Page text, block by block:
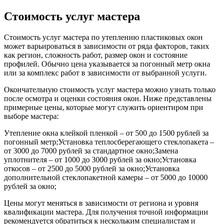
Стоимость услуг мастера
Стоимость услуг мастера по утеплению пластиковых окон
может варьироваться в зависимости от ряда факторов, таких
как регион, сложность работ, размер окон и состояние
профилей. Обычно цена указывается за погонный метр окна
или за комплекс работ в зависимости от выбранной услуги.
Окончательную стоимость услуг мастера можно узнать только
после осмотра и оценки состояния окон. Ниже представлены
примерные цены, которые могут служить ориентиром при
выборе мастера:
Утепление окна клейкой пленкой – от 500 до 1500 рублей за
погонный метр;Установка теплосберегающего стеклопакета –
от 3000 до 7000 рублей за стандартное окно;Замена
уплотнителя – от 1000 до 3000 рублей за окно;Установка
откосов – от 2500 до 5000 рублей за окно;Установка
дополнительной стеклопакетной камеры – от 5000 до 10000
рублей за окно;
Цены могут меняться в зависимости от региона и уровня
квалификации мастера. Для получения точной информации
рекомендуется обратиться к нескольким специалистам и